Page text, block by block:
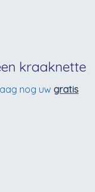
kraaknette
nog uw gratis